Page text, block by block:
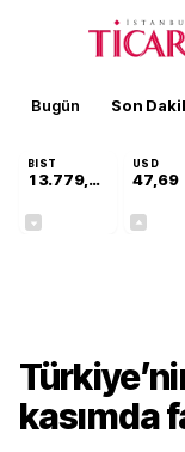
Bugün Son
BIST
13.779,39
USD
47,69
kasımda